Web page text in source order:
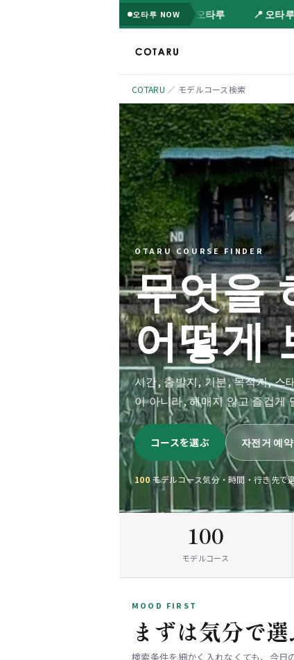
오타루 NOW📍 오타루 📍 오타루
COTARU ／ モデルコース検索
OTARU COURSE FINDER
무엇을
어떻게
시간, 출발지, 기분, 목적지, 스
이 아니라, 헤매지 않고 즐겁게
コースを選ぶ 자전거 예약
100モデルコース気分・時間・行き先で
100
モデルコース
MOOD FIRST
まずは気分で選
検索条件を細かく入れなくても、今日